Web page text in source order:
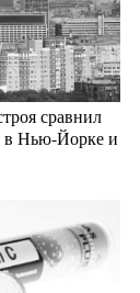
сравнил
в Нью-Йорке и